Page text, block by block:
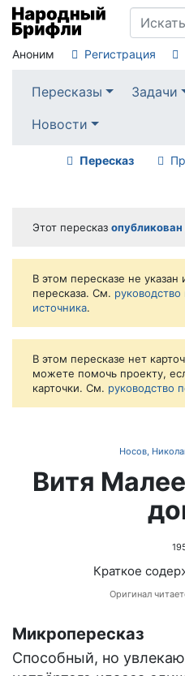
Аноним Регистрация
Пересказы Задачи
Новости
Пересказ
Этот пересказ
В этом пересказе не указан
пересказа. См.
источника.
В этом пересказе нет
можете помочь проекту,
карточки. См. руководство
Носов,
Витя
Краткое
Оригинал
Микропересказ
Способный, но